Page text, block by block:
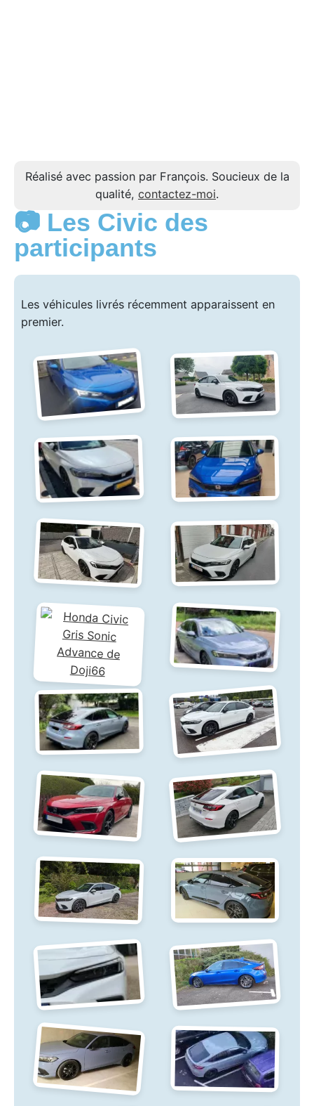
Réalisé avec passion par François. Soucieux de la
qualité, contactez-moi.
📷 Les Civic des
participants
Les véhicules livrés récemment apparaissent en
premier.